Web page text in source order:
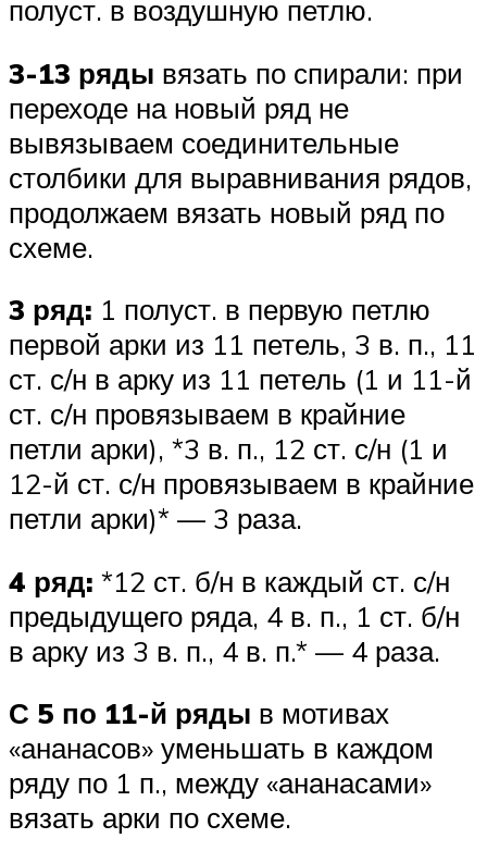
полуст. в воздушную петлю.
3-13 ряды вязать по спирали: при
переходе на новый ряд не
вывязываем соединительные
столбики для выравнивания рядов,
продолжаем вязать новый ряд по
схеме.
3 ряд: 1 полуст. в первую петлю
первой арки из 11 петель, 3 в. п., 11
ст. с/н в арку из 11 петель (1 и 11-й
ст. с/н провязываем в крайние
петли арки), *3 в. п., 12 ст. с/н (1 и
12-й ст. с/н провязываем в крайние
петли арки)* — 3 раза.
4 ряд: *12 ст. б/н в каждый ст. с/н
предыдущего ряда, 4 в. п., 1 ст. б/н
в арку из 3 в. п., 4 в. п.* — 4 раза.
С 5 по 11-й ряды в мотивах
«ананасов» уменьшать в каждом
ряду по 1 п., между «ананасами»
вязать арки по схеме.